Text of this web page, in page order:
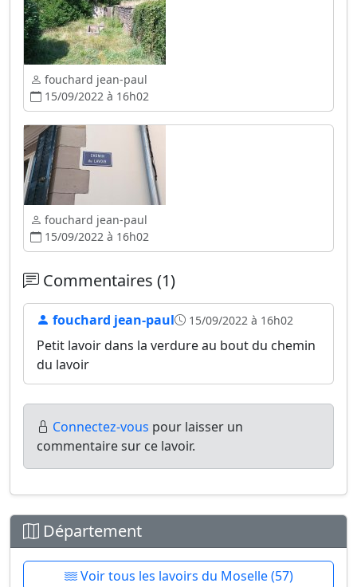
fouchard jean-paul
15/09/2022 à 16h02
fouchard jean-paul
15/09/2022 à 16h02
Commentaires (1)
fouchard jean-paul 15/09/2022 à 16h02
Petit lavoir dans la verdure au bout du chemin
du lavoir
Connectez-vous pour laisser un
commentaire sur ce lavoir.
Département
Voir tous les lavoirs du Moselle (57)